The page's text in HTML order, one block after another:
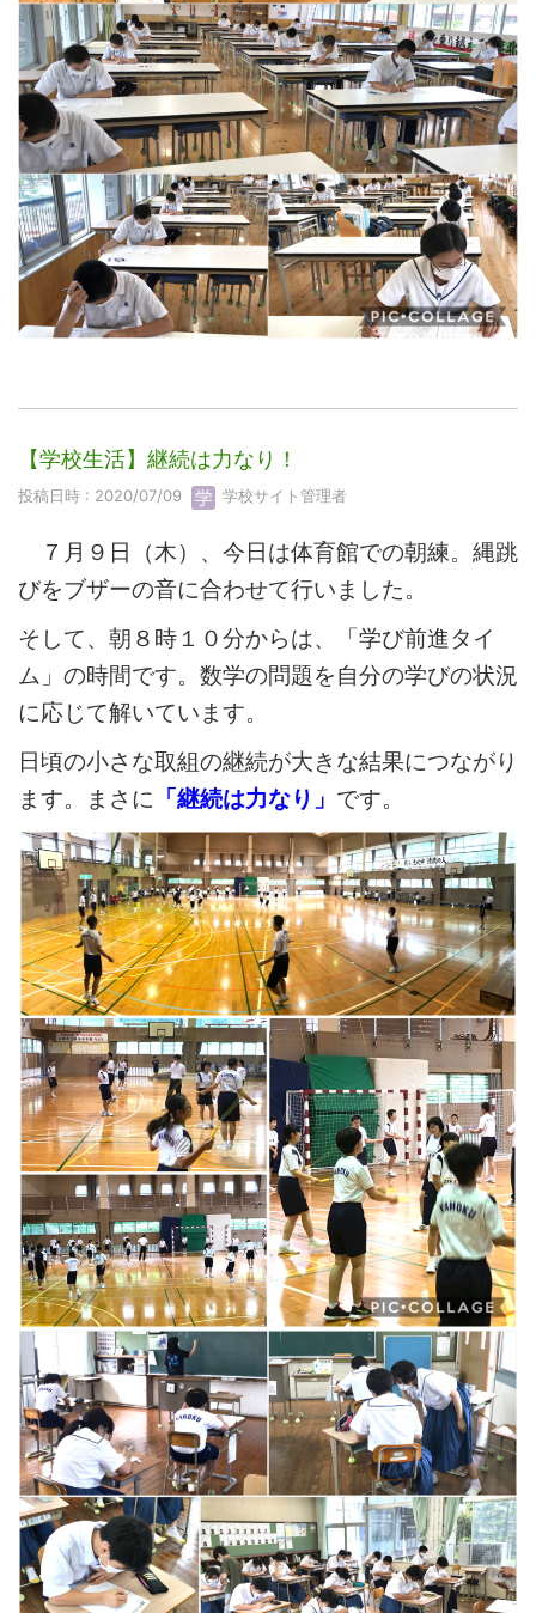
【学校生活】継続は力なり！
投稿日時 : 2020/07/09 学校サイト管理者
７月９日（木）、今日は体育館での朝練。縄跳
びをブザーの音に合わせて行いました。
そして、朝８時１０分からは、「学び前進タイ
ム」の時間です。数学の問題を自分の学びの状況
に応じて解いています。
日頃の小さな取組の継続が大きな結果につながり
ます。まさに 「継続は力なり」 です。